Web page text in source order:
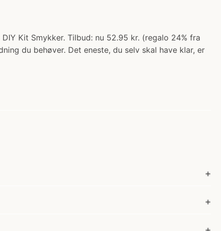
Kit Smykker. Tilbud: nu 52.95 kr. (regalo 24% fra
du behøver. Det eneste, du selv skal have klar, er